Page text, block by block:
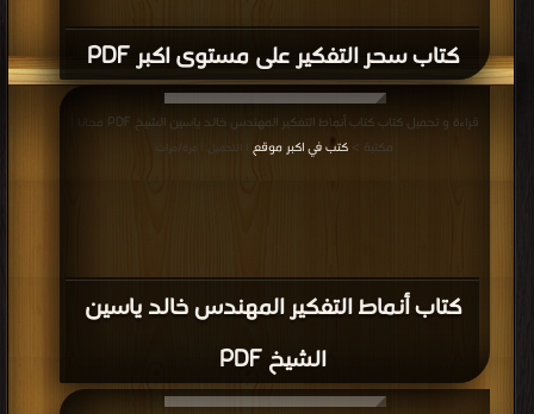
كتاب سحر التفكير على مستوى اكبر PDF
كتاب أنماط التفكير المهندس خالد ياسين
الشيخ PDF
قراءة و تحميل كتاب كتاب أنماط التفكير المهندس خالد ياسين الشيخ PDF مجانا |
مكتبة > كتب في اكبر موقع | التحميل : مرة/مرات